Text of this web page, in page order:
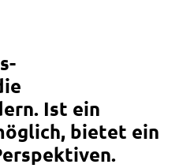
Ist ein
bietet ein